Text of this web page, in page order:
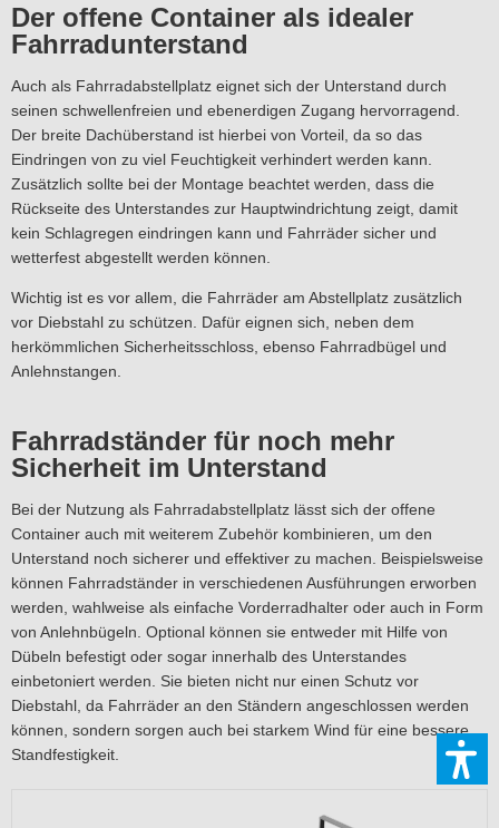
Der offene Container als idealer
Fahrradunterstand
Auch als Fahrradabstellplatz eignet sich der Unterstand durch
seinen schwellenfreien und ebenerdigen Zugang hervorragend.
Der breite Dachüberstand ist hierbei von Vorteil, da so das
Eindringen von zu viel Feuchtigkeit verhindert werden kann.
Zusätzlich sollte bei der Montage beachtet werden, dass die
Rückseite des Unterstandes zur Hauptwindrichtung zeigt, damit
kein Schlagregen eindringen kann und Fahrräder sicher und
wetterfest abgestellt werden können.
Wichtig ist es vor allem, die Fahrräder am Abstellplatz zusätzlich
vor Diebstahl zu schützen. Dafür eignen sich, neben dem
herkömmlichen Sicherheitsschloss, ebenso Fahrradbügel und
Anlehnstangen.
Fahrradständer für noch mehr
Sicherheit im Unterstand
Bei der Nutzung als Fahrradabstellplatz lässt sich der offene
Container auch mit weiterem Zubehör kombinieren, um den
Unterstand noch sicherer und effektiver zu machen. Beispielsweise
können Fahrradständer in verschiedenen Ausführungen erworben
werden, wahlweise als einfache Vorderradhalter oder auch in Form
von Anlehnbügeln. Optional können sie entweder mit Hilfe von
Dübeln befestigt oder sogar innerhalb des Unterstandes
einbetoniert werden. Sie bieten nicht nur einen Schutz vor
Diebstahl, da Fahrräder an den Ständern angeschlossen werden
können, sondern sorgen auch bei starkem Wind für eine bessere
Standfestigkeit.